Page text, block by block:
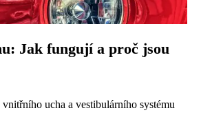
Jak fungují a proč jsou
ucha a vestibulárního systému